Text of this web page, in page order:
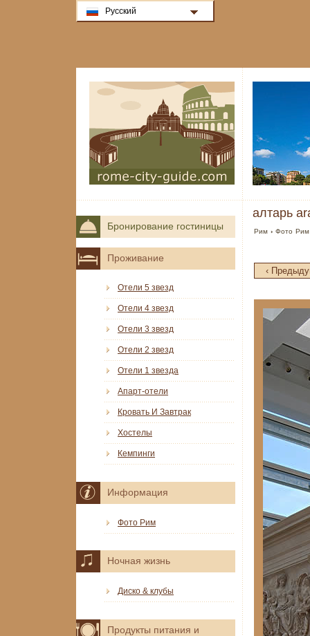
алтарь
Рим ›Фото Рим
‹
Бронирование гостиницы
Проживание
Отели 5 звезд
Отели 4 звезд
Отели 3 звезд
Отели 2 звезд
Отели 1 звезда
Апарт-отели
Кровать И Завтрак
Хостелы
Кемпинги
Информация
Фото Рим
Ночная жизнь
Диско & клубы
Продукты питания и
Русский